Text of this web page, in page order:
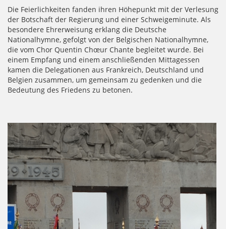
Die Feierlichkeiten fanden ihren Höhepunkt mit der Verlesung
der Botschaft der Regierung und einer Schweigeminute. Als
besondere Ehrerweisung erklang die Deutsche
Nationalhymne, gefolgt von der Belgischen Nationalhymne,
die vom Chor Quentin Chœur Chante begleitet wurde. Bei
einem Empfang und einem anschließenden Mittagessen
kamen die Delegationen aus Frankreich, Deutschland und
Belgien zusammen, um gemeinsam zu gedenken und die
Bedeutung des Friedens zu betonen.